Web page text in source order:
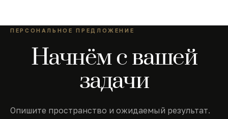
ПЕРСОНАЛЬНОЕ ПРЕДЛОЖЕНИЕ
Начнём с вашей
задачи
Опишите пространство и ожидаемый результат.